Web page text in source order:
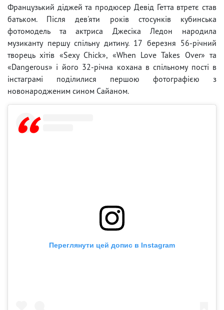
Французький діджей та продюсер Девід Гетта втретє став
батьком. Після дев'яти років стосунків кубинська
фотомодель та актриса Джесіка Ледон народила
музиканту першу спільну дитину. 17 березня 56-річний
творець хітів «Sexy Chick», «When Love Takes Over» та
«Dangerous» і його 32-річна кохана в спільному пості в
інстаграмі поділилися першою фотографією з
новонародженим сином Сайаном.
Переглянути цей допис в Instagram